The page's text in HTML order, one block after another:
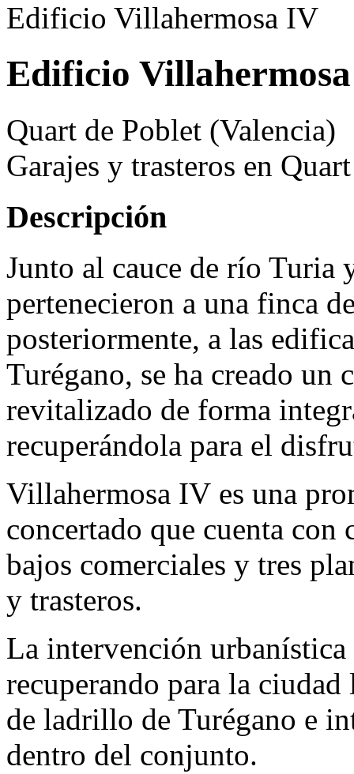
Edificio Villahermosa IV
Edificio
Quart de Poblet (Valencia)
Garajes y trasteros en
Descripción
Junto al cauce de río Turia
pertenecieron a una finca
posteriormente, a las
Turégano, se ha creado un
revitalizado de forma
recuperándola para el
Villahermosa IV es una
concertado que cuenta con
bajos comerciales y tres
y trasteros.
La intervención urbanística
recuperando para la
de ladrillo de Turégano e
dentro del conjunto.